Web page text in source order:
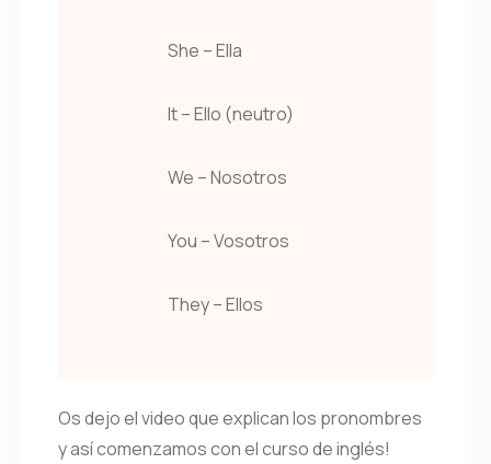
She – Ella
It – Ello (neutro)
We – Nosotros
You – Vosotros
They – Ellos
Os dejo el video que explican los pronombres
y así comenzamos con el curso de inglés!